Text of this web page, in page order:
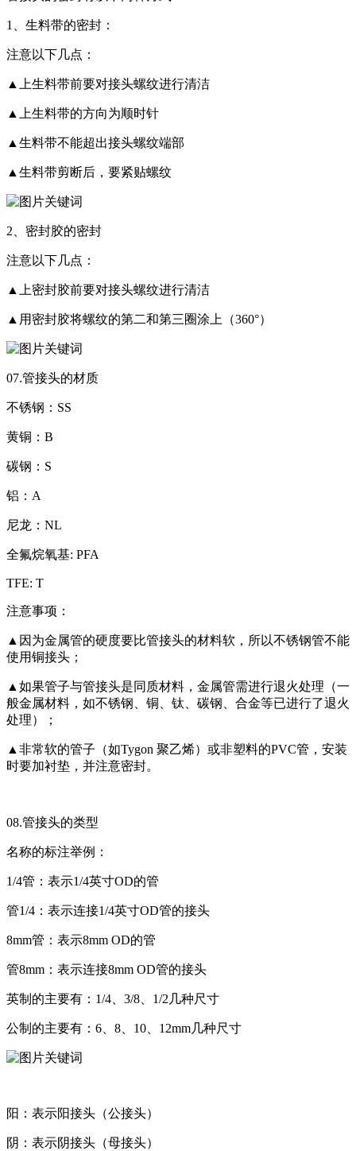
1、生料带的密封：
注意以下几点：
▲上生料带前要对接头螺纹进行清洁
▲上生料带的方向为顺时针
▲生料带不能超出接头螺纹端部
▲生料带剪断后，要紧贴螺纹
2、密封胶的密封
注意以下几点：
▲上密封胶前要对接头螺纹进行清洁
▲用密封胶将螺纹的第二和第三圈涂上（360°）
07.管接头的材质
不锈钢：SS
黄铜：B
碳钢：S
铝：A
尼龙：NL
全氟烷氧基: PFA
TFE: T
注意事项：
▲因为金属管的硬度要比管接头的材料软，所以不锈钢管不能
使用铜接头；
▲如果管子与管接头是同质材料，金属管需进行退火处理（一
般金属材料，如不锈钢、铜、钛、碳钢、合金等已进行了退火
处理）；
▲非常软的管子（如Tygon 聚乙烯）或非塑料的PVC管，安装
时要加衬垫，并注意密封。
08.管接头的类型
名称的标注举例：
1/4管：表示1/4英寸OD的管
管1/4：表示连接1/4英寸OD管的接头
8mm管：表示8mm OD的管
管8mm：表示连接8mm OD管的接头
英制的主要有：1/4、3/8、1/2几种尺寸
公制的主要有：6、8、10、12mm几种尺寸
阳：表示阳接头（公接头）
阴：表示阴接头（母接头）